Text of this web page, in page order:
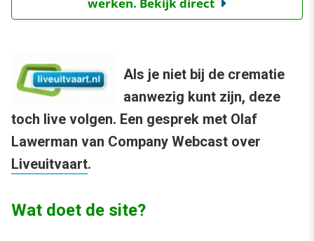
Als je niet bij de crematie
aanwezig kunt zijn, deze
toch live volgen. Een gesprek met Olaf
Lawerman van Company Webcast over
Liveuitvaart.
Wat doet de site?